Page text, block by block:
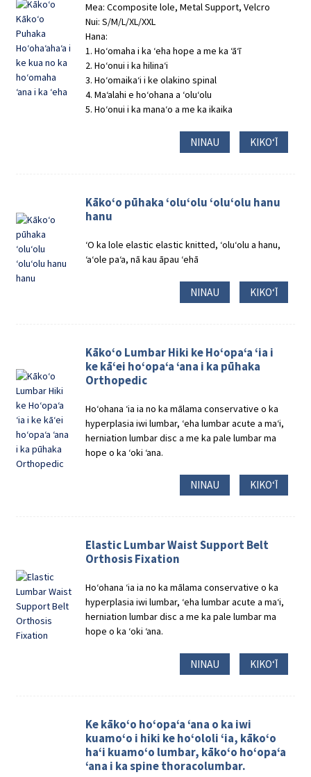
Mea: Ccomposite lole, Metal Support, Velcro
Nui: S/M/L/XL/XXL
Hana:
1. Hoʻomaha i ka ʻeha hope a me ka ʻāʻī
2. Hoʻonui i ka hilinaʻi
3. Hoʻomaikaʻi i ke olakino spinal
4. Maʻalahi e hoʻohana a ʻoluʻolu
5. Hoʻonui i ka manaʻo a me ka ikaika
NINAU KIKOʻĪ
Kākoʻo pūhaka ʻoluʻolu ʻoluʻolu hanu
hanu
ʻO ka lole elastic elastic knitted, ʻoluʻolu a hanu,
ʻaʻole paʻa, nā kau āpau ʻehā
NINAU KIKOʻĪ
Kākoʻo Lumbar Hiki ke Hoʻopaʻa ʻia i
ke kāʻei hoʻopaʻa ʻana i ka pūhaka
Orthopedic
Hoʻohana ʻia ia no ka mālama conservative o ka
hyperplasia iwi lumbar, ʻeha lumbar acute a maʻi,
herniation lumbar disc a me ka pale lumbar ma
hope o ka ʻoki ʻana.
NINAU KIKOʻĪ
Elastic Lumbar Waist Support Belt
Orthosis Fixation
Hoʻohana ʻia ia no ka mālama conservative o ka
hyperplasia iwi lumbar, ʻeha lumbar acute a maʻi,
herniation lumbar disc a me ka pale lumbar ma
hope o ka ʻoki ʻana.
NINAU KIKOʻĪ
Ke kākoʻo hoʻopaʻa ʻana o ka iwi
kuamoʻo i hiki ke hoʻololi ʻia, kākoʻo
haʻi kuamoʻo lumbar, kākoʻo hoʻopaʻa
ʻana i ka spine thoracolumbar.